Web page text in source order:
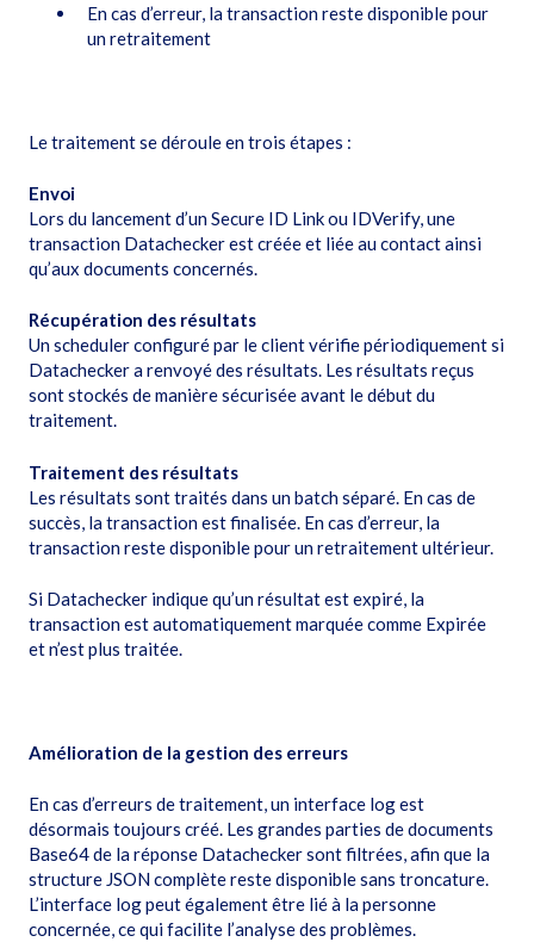
En cas d’erreur, la transaction reste disponible pour
un retraitement
Le traitement se déroule en trois étapes :
Envoi
Lors du lancement d’un Secure ID Link ou IDVerify, une
transaction Datachecker est créée et liée au contact ainsi
qu’aux documents concernés.
Récupération des résultats
Un scheduler configuré par le client vérifie périodiquement si
Datachecker a renvoyé des résultats. Les résultats reçus
sont stockés de manière sécurisée avant le début du
traitement.
Traitement des résultats
Les résultats sont traités dans un batch séparé. En cas de
succès, la transaction est finalisée. En cas d’erreur, la
transaction reste disponible pour un retraitement ultérieur.
Si Datachecker indique qu’un résultat est expiré, la
transaction est automatiquement marquée comme Expirée
et n’est plus traitée.
Amélioration de la gestion des erreurs
En cas d’erreurs de traitement, un interface log est
désormais toujours créé. Les grandes parties de documents
Base64 de la réponse Datachecker sont filtrées, afin que la
structure JSON complète reste disponible sans troncature.
L’interface log peut également être lié à la personne
concernée, ce qui facilite l’analyse des problèmes.